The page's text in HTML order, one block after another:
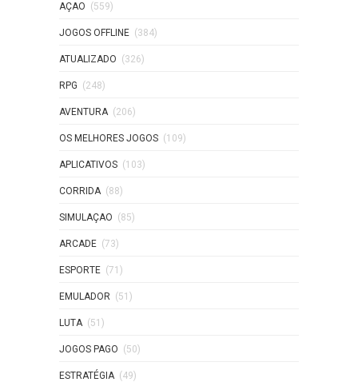
AÇAO (559)
JOGOS OFFLINE (384)
ATUALIZADO (326)
RPG (248)
AVENTURA (206)
OS MELHORES JOGOS (109)
APLICATIVOS (103)
CORRIDA (88)
SIMULAÇAO (85)
ARCADE (73)
ESPORTE (71)
EMULADOR (51)
LUTA (51)
JOGOS PAGO (50)
ESTRATÉGIA (49)